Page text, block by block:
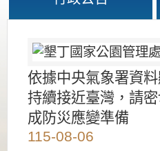
依據中央氣象署資
持續接近臺灣，請
成防災應變準備
115-08-06